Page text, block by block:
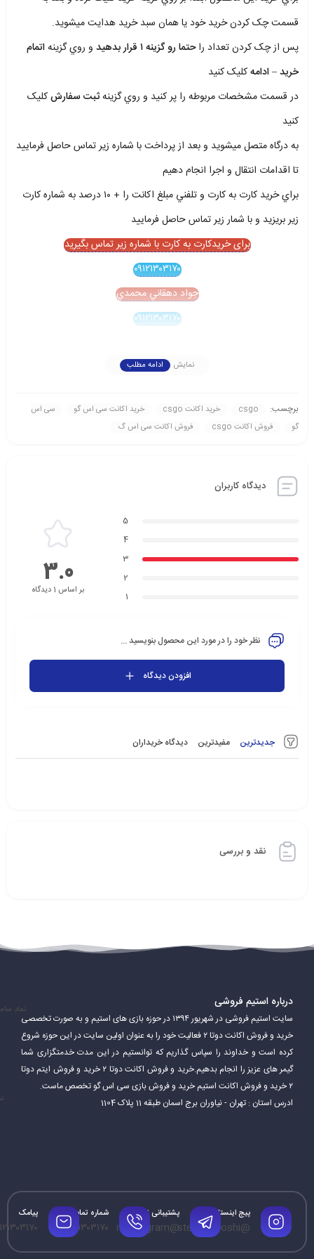
قسمت چک کردن خريد خود يا همان سبد خريد هدايت ميشويد.
پس از چک کردن تعداد راحتما رو گزينه ۱ قرار بدهيد و روي گزينهاتمام
خريد – ادامهکليک کنيد
در قسمت مشخصات مربوطه را پر کنيد و روي گزينهثبت سفارشکليک
کنيد
به درگاه متصل ميشويد و بعد از پرداخت با شماره زير تماس حاصل فرماييد
تا اقدامات انتقال و اجرا انجام دهيم
براي خريد کارت به کارت و تلفني مبلغ اکانت را + ۱۰ درصد به شماره کارت
زير بريزيد و با شمار زير تماس حاصل فرماييد
برای خریدکارت به کارت با شماره زیر تماس بگیرید
۰۹۱۲۱۳۰۳۱۷۰
جواد دهقاني محمدي
۰۹۱۲۱۳۰۳۱۷۰
نمایش ادامه مطلب
برچسب: csgo خرید اکانت csgo خرید اکانت سی اس گو
سی اس
گو
فروش اکانت csgo فروش اکانت سی اس گ
دیدگاه کاربران
جدیدترین مفیدترین دیدگاه خریداران
5
4
3
2
1
3.0
بر اساس 1 دیدگاه
نظر خود را در مورد این محصول بنویسید ...
افزودن دیدگاه
نقد و بررسی
درباره استیم فروشی
سایت استیم فروشی در شهریور ۱۳۹۴ در حوزه بازی های استیم و به صورت تخصصی
خرید و فروش اکانت دوتا ۲ فعالیت خود را به عنوان اولین سایت در این حوزه شروع
کرده است و خداوند را سپاس گذاریم که توانستیم در این مدت خدمتگزاری شما
گیمر های عزیز را انجام بدهیم.خرید و فروش اکانت دوتا ۲ خرید و فروش ایتم دوتا
۲ خرید و فروش اکانت استیم خرید و فروش بازی سی اس گو تخصص ماست.
ادرس استان : تهران - نیاوران برج اسمان طبقه 11 پلاک 1104
نماد
پیج اینستاگرام
@steamforoshi
پشتیبانی تلگرام
@mrtelegram
شماره تماس
۰۹۱۲۱۳۰۳۱۷۰
پیامک